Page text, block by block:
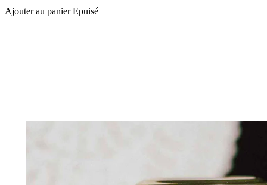
Ajouter au panierEpuisé